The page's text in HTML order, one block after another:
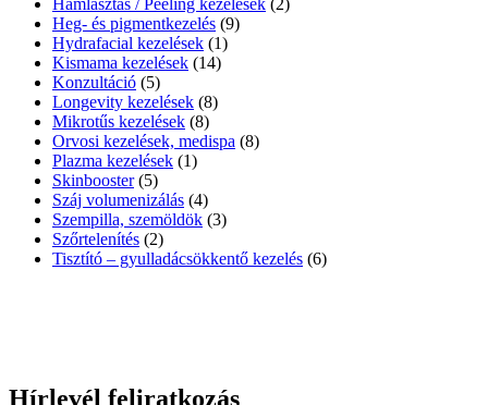
Heg- és pigmentkezelés (9)
Hydrafacial kezelések (1)
Kismama kezelések (14)
Konzultáció (5)
Longevity kezelések (8)
Mikrotűs kezelések (8)
Orvosi kezelések, medispa (8)
Plazma kezelések (1)
Skinbooster(5)
Száj volumenizálás (4)
Szempilla, szemöldök (3)
Szőrtelenítés (2)
Tisztító – gyulladácsökkentő kezelés (6)
Hírlevél feliratkozás